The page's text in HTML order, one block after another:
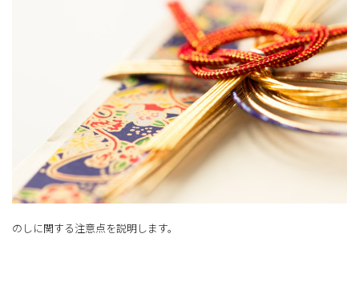
のしに関する注意点を説明します。